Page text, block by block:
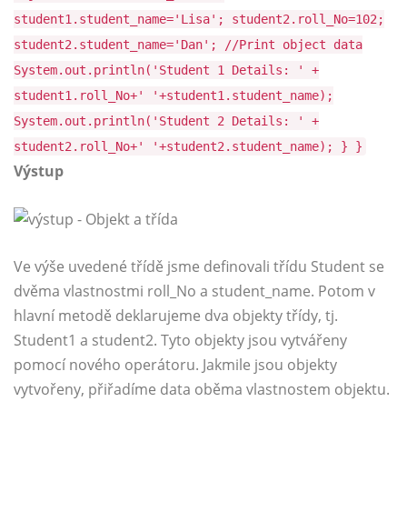
student1.student_name='Lisa'; student2.roll_No=102;
student2.student_name='Dan'; //Print object data
System.out.println('Student 1 Details: ' +
student1.roll_No+' '+student1.student_name);
System.out.println('Student 2 Details: ' +
student2.roll_No+' '+student2.student_name); } }
Výstup
Ve výše uvedené třídě jsme definovali třídu Student se
dvěma vlastnostmi roll_No a student_name. Potom v
hlavní metodě deklarujeme dva objekty třídy, tj.
Student1 a student2. Tyto objekty jsou vytvářeny
pomocí nového operátoru. Jakmile jsou objekty
vytvořeny, přiřadíme data oběma vlastnostem objektu.